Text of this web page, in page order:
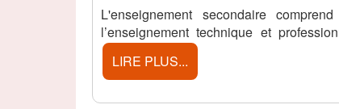
L'enseignement secondaire
l’enseignement technique et
LIRE PLUS...